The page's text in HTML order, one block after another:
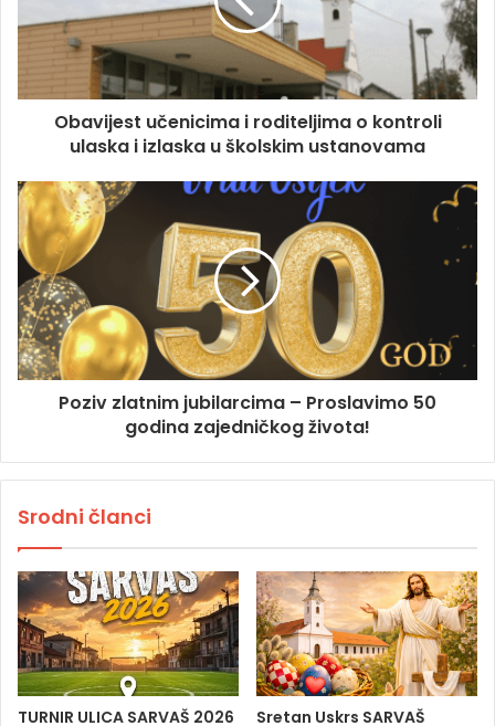
Obavijest učenicima i roditeljima o kontroli
ulaska i izlaska u školskim ustanovama
Poziv zlatnim jubilarcima – Proslavimo 50
godina zajedničkog života!
Srodni članci
TURNIR ULICA SARVAŠ 2026 Sretan Uskrs SARVAŠ